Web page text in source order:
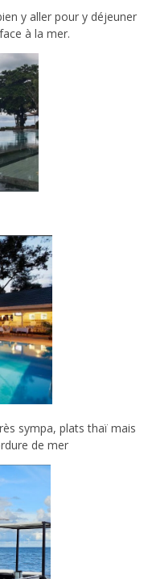
y aller pour y déjeuner
à la mer.
sympa, plats thaï mais
de mer